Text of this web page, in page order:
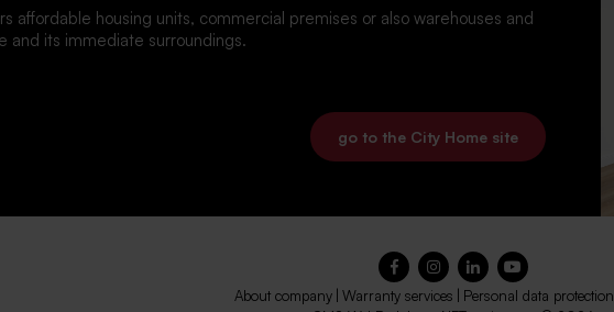
affordable housing units, commercial premises or also warehouses and
and its immediate surroundings.
go to the City Home site
About company Warranty services Personal data protection